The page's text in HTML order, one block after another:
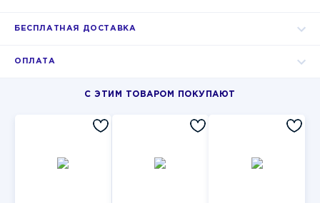
БЕСПЛАТНАЯ ДОСТАВКА
ОПЛАТА
С ЭТИМ ТОВАРОМ ПОКУПАЮТ